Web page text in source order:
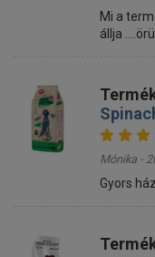
Mi a
állja
Mónika -
Gyors